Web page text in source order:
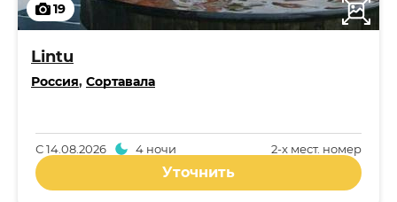
19
Lintu
Россия, Сортавала
2-x мест. номер
С14.08.2026 4 ночи
Уточнить